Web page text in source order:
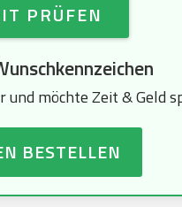
PRÜFEN
möchte Zeit & Geld
BESTELLEN